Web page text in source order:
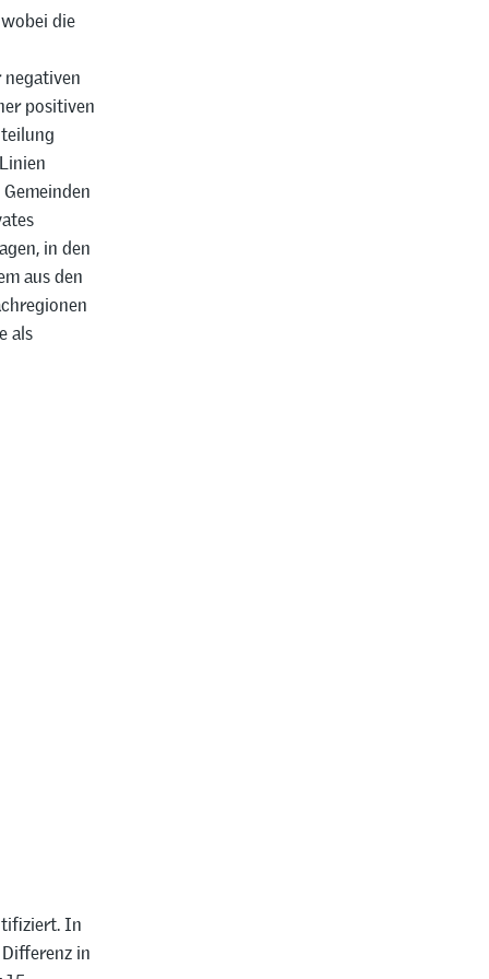
die
positiven
in den
aus den
als
In
in